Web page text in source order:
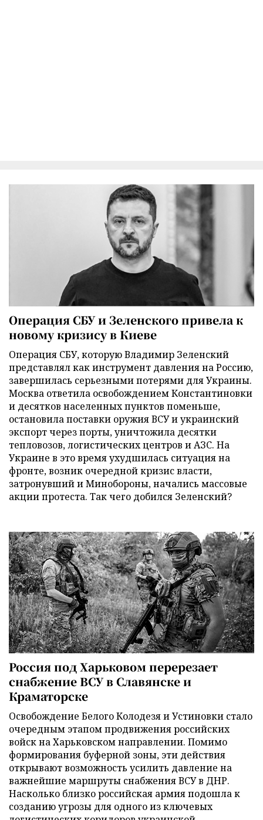
Операция СБУ и Зеленского привела к
новому кризису в Киеве
Операция СБУ, которую Владимир Зеленский
представлял как инструмент давления на Россию,
завершилась серьезными потерями для Украины.
Москва ответила освобождением Константиновки
и десятков населенных пунктов поменьше,
остановила поставки оружия ВСУ и украинский
экспорт через порты, уничтожила десятки
тепловозов, логистических центров и АЗС. На
Украине в это время ухудшилась ситуация на
фронте, возник очередной кризис власти,
затронувший и Минобороны, начались массовые
акции протеста. Так чего добился Зеленский?
Россия под Харьковом перерезает
снабжение ВСУ в Славянске и
Краматорске
Освобождение Белого Колодезя и Устиновки стало
очередным этапом продвижения российских
войск на Харьковском направлении. Помимо
формирования буферной зоны, эти действия
открывают возможность усилить давление на
важнейшие маршруты снабжения ВСУ в ДНР.
Насколько близко российская армия подошла к
созданию угрозы для одного из ключевых